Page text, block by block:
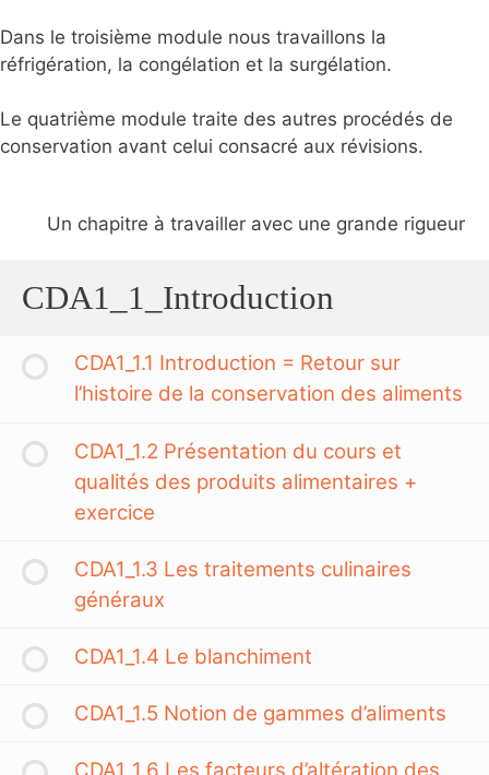
Dans le troisième module nous travaillons la
réfrigération, la congélation et la surgélation.
Le quatrième module traite des autres procédés de
conservation avant celui consacré aux révisions.
Un chapitre à travailler avec une grande rigueur
CDA1_1_Introduction
CDA1_1.1 Introduction = Retour sur
l’histoire de la conservation des aliments
CDA1_1.2 Présentation du cours et
qualités des produits alimentaires +
exercice
CDA1_1.3 Les traitements culinaires
généraux
CDA1_1.4 Le blanchiment
CDA1_1.5 Notion de gammes d’aliments
CDA1_1.6 Les facteurs d’altération des